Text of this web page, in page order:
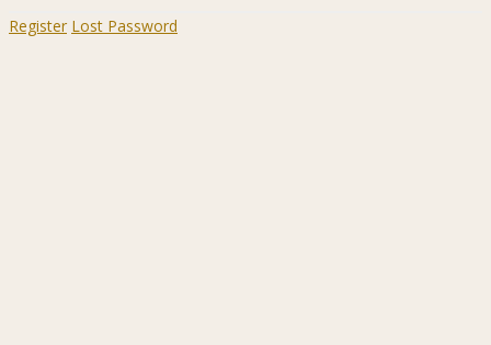
Register Lost Password